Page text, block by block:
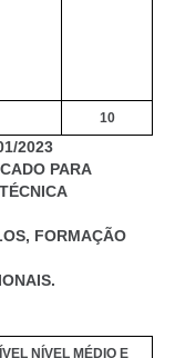
10
2023
PARA
FORMAÇÃO
NÍVEL MÉDIO E